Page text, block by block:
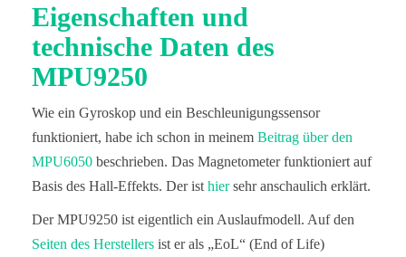
Eigenschaften und
technische Daten des
MPU9250
Wie ein Gyroskop und ein Beschleunigungssensor
funktioniert, habe ich schon in meinem Beitrag über den
MPU6050 beschrieben. Das Magnetometer funktioniert auf
Basis des Hall-Effekts. Der ist hiersehr anschaulich erklärt.
Der MPU9250 ist eigentlich ein Auslaufmodell. Auf den
Seiten des Herstellers ist er als „EoL“ (End of Life)